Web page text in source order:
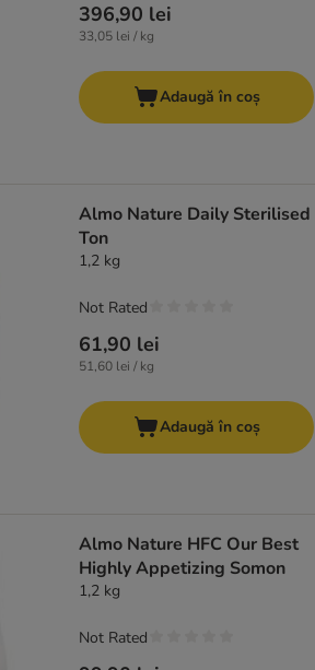
396,90 lei
33,05 lei / kg
Adaugă în coș
Almo Nature Daily Sterilised
Ton
1,2 kg
61,90 lei
51,60 lei / kg
Not Rated
Adaugă în coș
Almo Nature HFC Our Best
Highly Appetizing Somon
1,2 kg
Not Rated